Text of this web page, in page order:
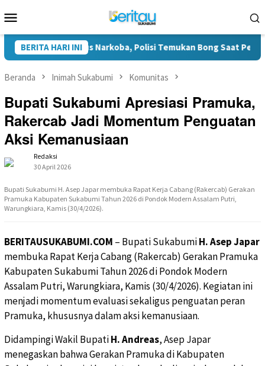
ke
Mobile
BERITA HARI INI
Kasus Narkoba, Polisi Temukan Bong Saat Penggeledahan
Beranda Inimah Sukabumi Komunitas
Bupati Sukabumi Apresiasi Pramuka,
Rakercab Jadi Momentum Penguatan
Aksi Kemanusiaan
Redaksi
30 April 2026
Bupati Sukabumi H. Asep Japar membuka Rapat Kerja Cabang (Rakercab) Gerakan
Pramuka Kabupaten Sukabumi Tahun 2026 di Pondok Modern Assalam Putri,
Warungkiara, Kamis (30/4/2026).
BERITAUSUKABUMI.COM – Bupati SukabumiH. Asep Japar
membuka Rapat Kerja Cabang (Rakercab) Gerakan Pramuka
Kabupaten Sukabumi Tahun 2026 di Pondok Modern
Assalam Putri, Warungkiara, Kamis (30/4/2026). Kegiatan ini
menjadi momentum evaluasi sekaligus penguatan peran
Pramuka, khususnya dalam aksi kemanusiaan.
Didampingi Wakil BupatiH. Andreas, Asep Japar
menegaskan bahwa Gerakan Pramuka di Kabupaten